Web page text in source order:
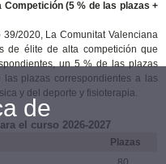
(5 % de las plazas +
2020, La Comunitat Valenciana
de élite de alta competición que
un 5 % de las plazas
plazas correspondientes a las
y del deporte y fisioterapia.
el curso 2026-2027
Plazas
de